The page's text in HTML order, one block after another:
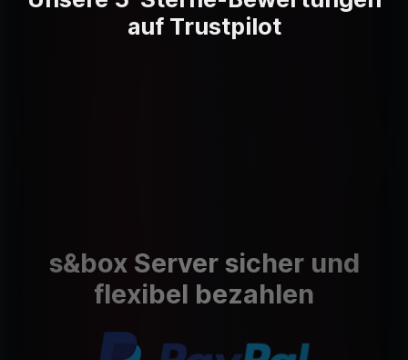
auf Trustpilot
s&box Server sicher und
flexibel bezahlen